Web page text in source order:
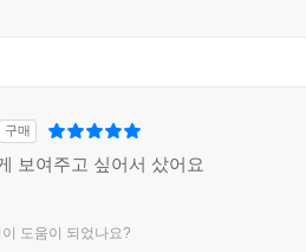
구매
보여주고 싶어서 샀어요
도움이 되었나요?